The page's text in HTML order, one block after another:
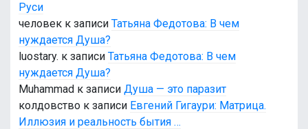
Руси
человек к записи Татьяна Федотова: В чем
нуждается Душа?
luostary. к записи Татьяна Федотова: В чем
нуждается Душа?
Muhammad к записи Душа — это паразит
колдовство к записи Евгений Гигаури: Матрица.
Иллюзия и реальность бытия …